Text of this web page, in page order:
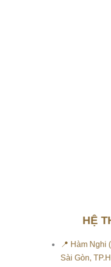
HỆ
📍 Hàm Nghi
Sài Gòn,